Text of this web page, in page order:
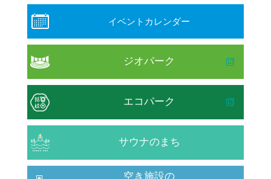
イベントカレンダー
ジオパーク
エコパーク
サウナのまち
空き施設の